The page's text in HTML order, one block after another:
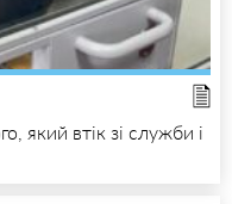
який втік зі служби і